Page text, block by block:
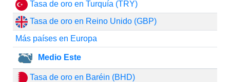
Tasa de oro en Turquía (TRY)
Tasa de oro en Reino Unido (GBP)
Más países en Europa
Medio Este
Tasa de oro en Baréin (BHD)